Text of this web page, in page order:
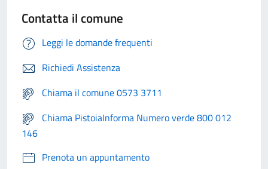
Contatta il comune
Leggi le domande frequenti
Richiedi Assistenza
Chiama il comune 0573 3711
Chiama PistoiaInforma Numero verde 800 012
146
Prenota un appuntamento